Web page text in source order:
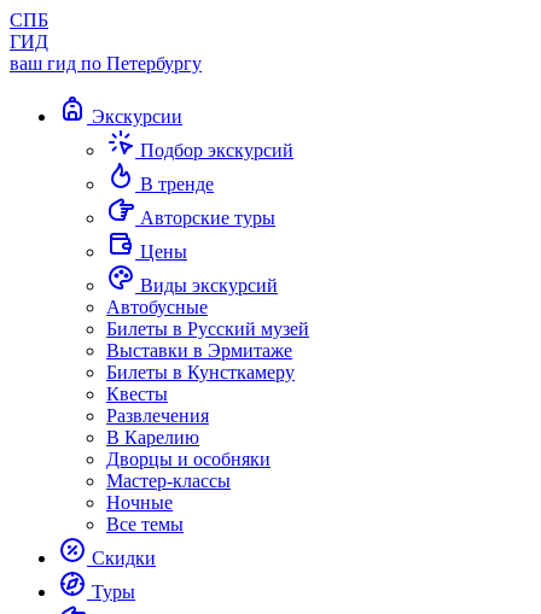
СПБ
ГИД
ваш гид по Петербургу
Экскурсии
Подбор экскурсий
В тренде
Авторские туры
Цены
Виды экскурсий
Автобусные
Билеты в Русский музей
Выставки в Эрмитаже
Билеты в Кунсткамеру
Квесты
Развлечения
В Карелию
Дворцы и особняки
Мастер-классы
Ночные
Все темы
Скидки
Туры